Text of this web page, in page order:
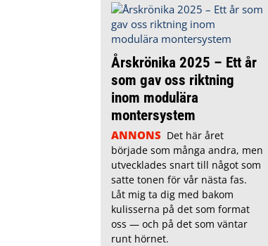
Årskrönika 2025 – Ett år
som gav oss riktning
inom modulära
montersystem
ANNONS Det här året
började som många andra, men
utvecklades snart till något som
satte tonen för vår nästa fas.
Låt mig ta dig med bakom
kulisserna på det som format
oss — och på det som väntar
runt hörnet.